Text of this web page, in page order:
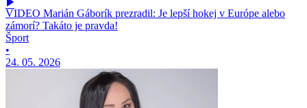
VIDEO Marián Gáborík prezradil: Je lepší hokej v Európe alebo
zámorí? Takáto je pravda!
Šport
•
24. 05. 2026